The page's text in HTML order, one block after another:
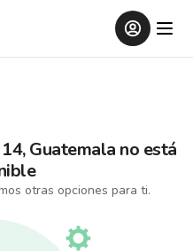
Guatemala no está
otras opciones para ti.